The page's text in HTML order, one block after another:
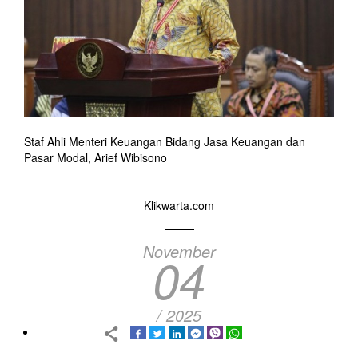
Staf Ahli Menteri Keuangan Bidang Jasa Keuangan dan
Pasar Modal, Arief Wibisono
Klikwarta.com
November
04
/ 2025